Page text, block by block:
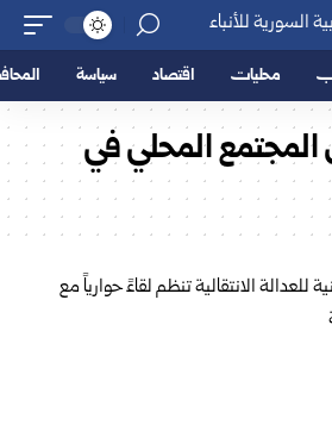
محليات اقتصاد سياسة
المجتمع المحلي في